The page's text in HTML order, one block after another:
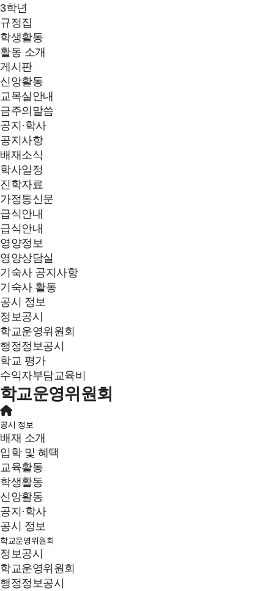
3학년
규정집
학생활동
활동 소개
게시판
신앙활동
교목실안내
금주의말씀
공지·학사
공지사항
배재소식
학사일정
진학자료
가정통신문
급식안내
급식안내
영양정보
영양상담실
기숙사 공지사항
기숙사 활동
공시 정보
정보공시
학교운영위원회
행정정보공시
학교 평가
수익자부담교육비
학교운영위원회
공시 정보
배재 소개
입학 및 혜택
교육활동
학생활동
신앙활동
공지·학사
공시 정보
학교운영위원회
정보공시
학교운영위원회
행정정보공시